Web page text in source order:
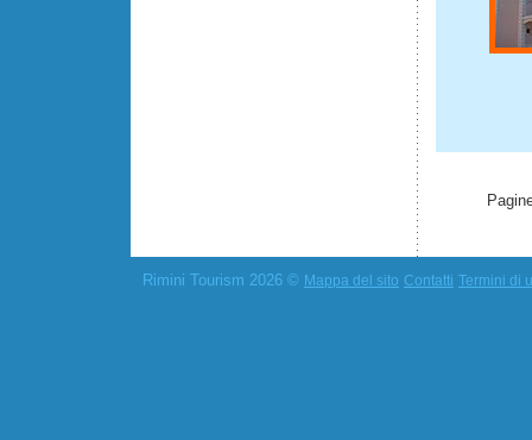
Rimini Tourism 2026 © Mappa del sito Contatti Termini di